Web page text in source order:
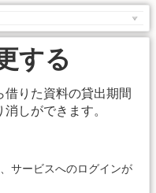
する
りた資料の貸出期間
しができます。
サービスへのログインが